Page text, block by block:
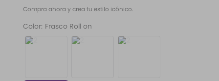
Compra ahora y crea tu estilo icónico.
Color: Frasco Roll on